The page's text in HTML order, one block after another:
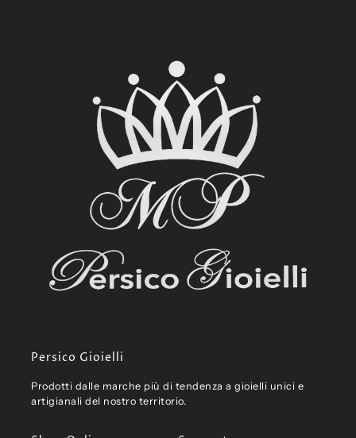
Persico Gioielli
Prodotti dalle marche più di tendenza a gioielli unici e
artigianali del nostro territorio.